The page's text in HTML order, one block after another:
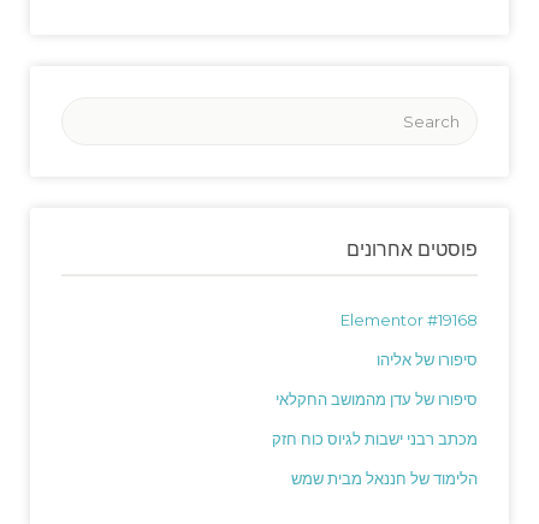
פוסטים אחרונים
Elementor #19168
סיפורו של אליהו
סיפורו של עדן מהמושב החקלאי
מכתב רבני ישבות לגיוס כוח חזק
הלימוד של חננאל מבית שמש